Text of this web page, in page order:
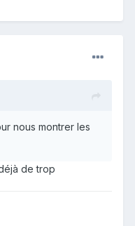
nous montrer les
de trop